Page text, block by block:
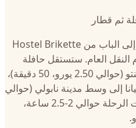
ثم قطار
يغطي هذا الدليل الرحلة من الباب إلى الباب من Hostel Brikette
النقل العام. ستستقل حافلة
SITA سود من كييزا نوفا إلى سورينتو (حوالي 2.50 يورو، 50 دقيقة)،
إلى وسط مدينة نابولي (حوالي
4.00 يورو، 65 دقيقة). إجمالي وقت الرحلة حوالي 2-2.5 ساعة،